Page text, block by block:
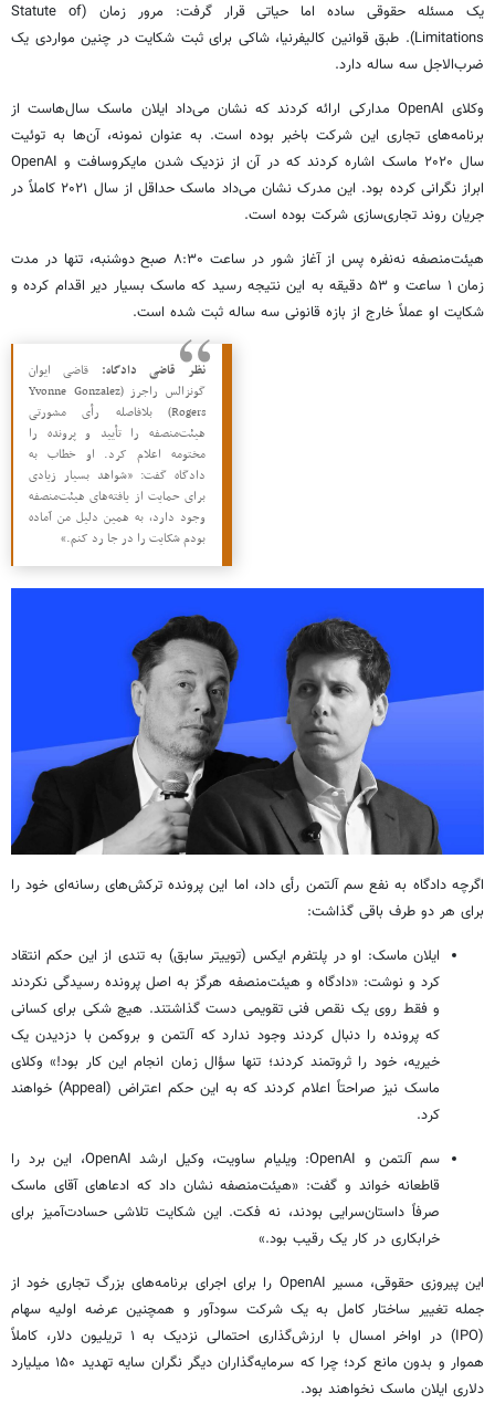
یک مسئله حقوقی ساده اما حیاتی قرار گرفت: مرور زمان (Statute of
Limitations). طبق قوانین کالیفرنیا، شاکی برای ثبت شکایت در چنین مواردی یک
ضرب‌الاجل سه ساله دارد.
وکلای OpenAI مدارکی ارائه کردند که نشان می‌داد ایلان ماسک سال‌هاست از
برنامه‌های تجاری این شرکت باخبر بوده است. به عنوان نمونه، آن‌ها به توئیت
سال ۲۰۲۰ ماسک اشاره کردند که در آن از نزدیک شدن مایکروسافت و OpenAI
ابراز نگرانی کرده بود. این مدرک نشان می‌داد ماسک حداقل از سال ۲۰۲۱ کاملاً در
جریان روند تجاری‌سازی شرکت بوده است.
هیئت‌منصفه نه‌نفره پس از آغاز شور در ساعت ۸:۳۰ صبح دوشنبه، تنها در مدت
زمان ۱ ساعت و ۵۳ دقیقه به این نتیجه رسید که ماسک بسیار دیر اقدام کرده و
شکایت او عملاً خارج از بازه قانونی سه ساله ثبت شده است.
نظر قاضی دادگاه: قاضی ایوان
گونزالس راجرز (Yvonne Gonzalez
Rogers) بلافاصله رأی مشورتی
هیئت‌منصفه را تأیید و پرونده را
مختومه اعلام کرد. او خطاب به
دادگاه گفت: «شواهد بسیار زیادی
برای حمایت از یافته‌های هیئت‌منصفه
وجود دارد، به همین دلیل من آماده
بودم شکایت را در جا رد کنم.»
اگرچه دادگاه به نفع سم آلتمن رأی داد، اما این پرونده ترکش‌های رسانه‌ای خود را
برای هر دو طرف باقی گذاشت:
ایلان ماسک: او در پلتفرم ایکس (توییتر سابق) به تندی از این حکم انتقاد
کرد و نوشت: «دادگاه و هیئت‌منصفه هرگز به اصل پرونده رسیدگی نکردند
و فقط روی یک نقص فنی تقویمی دست گذاشتند. هیچ شکی برای کسانی
که پرونده را دنبال کردند وجود ندارد که آلتمن و بروکمن با دزدیدن یک
خیریه، خود را ثروتمند کردند؛ تنها سؤال زمان انجام این کار بود!» وکلای
ماسک نیز صراحتاً اعلام کردند که به این حکم اعتراض (Appeal) خواهند
کرد.
سم آلتمن و OpenAI: ویلیام ساویت، وکیل ارشد OpenAI، این برد را
قاطعانه خواند و گفت: «هیئت‌منصفه نشان داد که ادعاهای آقای ماسک
صرفاً داستان‌سرایی بودند، نه فکت. این شکایت تلاشی حسادت‌آمیز برای
خرابکاری در کار یک رقیب بود.»
این پیروزی حقوقی، مسیر OpenAI را برای اجرای برنامه‌های بزرگ تجاری خود از
جمله تغییر ساختار کامل به یک شرکت سودآور و همچنین عرضه اولیه سهام
(IPO) در اواخر امسال با ارزش‌گذاری احتمالی نزدیک به ۱ تریلیون دلار، کاملاً
هموار و بدون مانع کرد؛ چرا که سرمایه‌گذاران دیگر نگران سایه تهدید ۱۵۰ میلیارد
دلاری ایلان ماسک نخواهند بود.